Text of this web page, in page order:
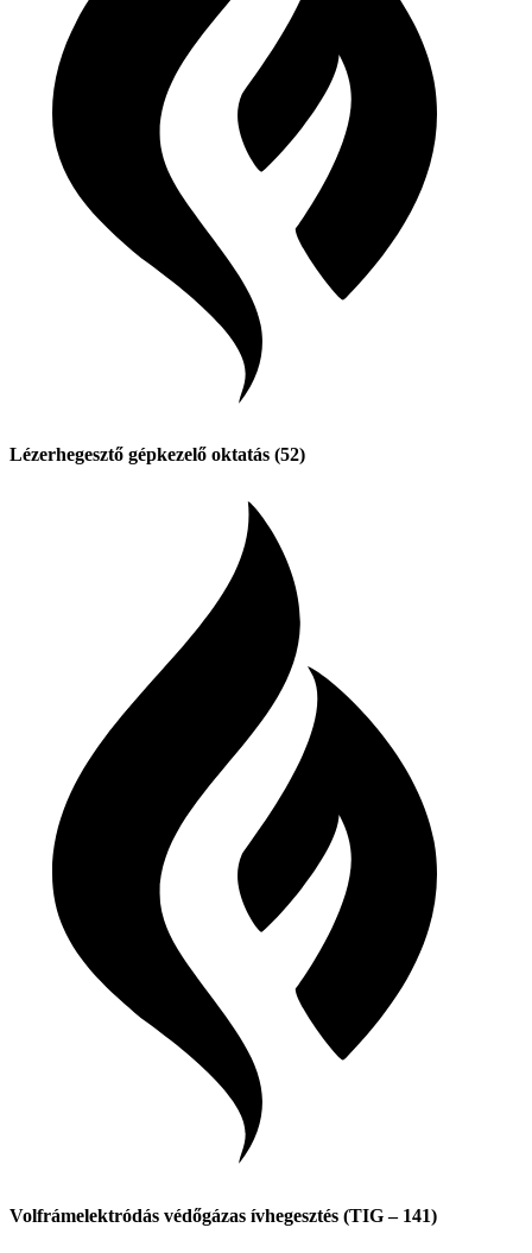
Lézerhegesztő gépkezelő oktatás (52)
Volfrámelektródás védőgázas ívhegesztés (TIG – 141)